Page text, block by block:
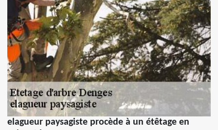
elagueur paysagiste procède à un étêtage en